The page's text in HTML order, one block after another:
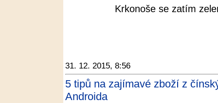
Krkonoše se zatím
31. 12. 2015, 8:56
5 tipů na zajímavé zboží z
Androida